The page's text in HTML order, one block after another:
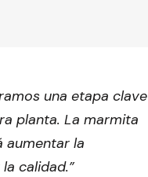
una etapa clave
planta. La marmita
aumentar la
calidad.”